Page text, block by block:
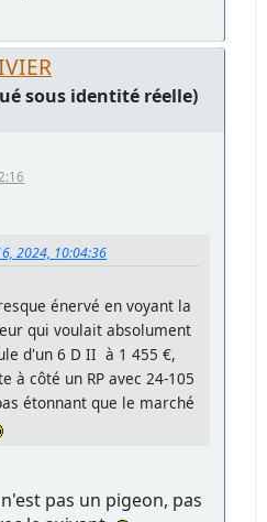
sous identité réelle)
2024, 10:04:36
énervé en voyant la
qui voulait absolument
d'un 6 D II à 1 455 €,
à côté un RP avec 24-105
étonnant que le marché
pas un pigeon, pas